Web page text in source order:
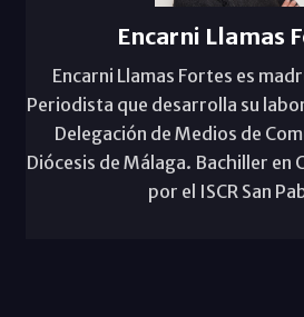
Encarni Llamas
Encarni Llamas Fortes es
Periodista que desarrolla su
Delegación de Medios de
Diócesis de Málaga. Bachiller en
por el ISCR San